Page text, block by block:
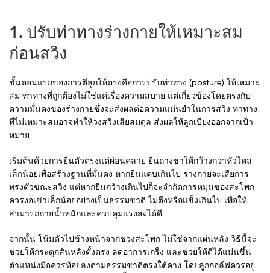
1. ปรับท่าทางร่างกายให้เหมาะสม
ก่อนสวิง
ขั้นตอนแรกของการตีลูกให้ตรงคือการปรับท่าทาง (posture) ให้เหมาะ
สม ท่าทางที่ถูกต้องไม่ใช่แค่เรื่องความสบาย แต่เกี่ยวข้องโดยตรงกับ
ความมั่นคงของร่างกายซึ่งจะส่งผลต่อความแม่นยำในการสวิง ท่าทาง
ที่ไม่เหมาะสมอาจทำให้วงสวิงเสียสมดุล ส่งผลให้ลูกเบี่ยงออกจากเป้า
หมาย
เริ่มต้นด้วยการยืนตัวตรงแต่ผ่อนคลาย ยืนถ่างขาให้กว้างกว่าหัวไหล่
เล็กน้อยเพื่อสร้างฐานที่มั่นคง หากยืนแคบเกินไป ร่างกายจะเสียการ
ทรงตัวขณะสวิง แต่หากยืนกว้างเกินไปก็จะจำกัดการหมุนของสะโพก
ควรงอเข่าเล็กน้อยอย่างเป็นธรรมชาติ ไม่ตึงหรือแข็งเกินไป เพื่อให้
สามารถถ่ายน้ำหนักและควบคุมแรงส่งได้ดี
จากนั้น โน้มตัวไปข้างหน้าจากช่วงสะโพก ไม่ใช่จากแผ่นหลัง วิธีนี้จะ
ช่วยให้กระดูกสันหลังตั้งตรง ลดอาการเกร็ง และช่วยให้ตีได้แม่นขึ้น
ตำแหน่งมือควรห้อยลงตามธรรมชาติตรงใต้คาง โดยลูกกอล์ฟควรอยู่